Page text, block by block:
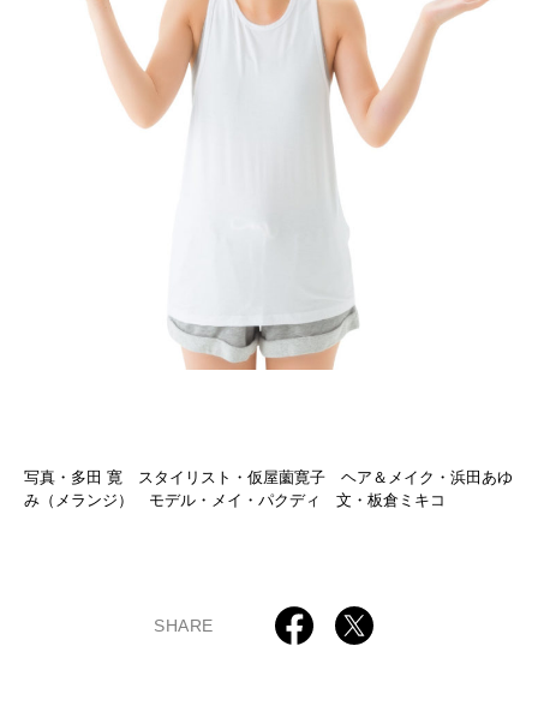
写真・多田 寛 スタイリスト・仮屋薗寛子 ヘア＆メイク・浜田あゆ
み（メランジ） モデル・メイ・パクディ 文・板倉ミキコ
SHARE